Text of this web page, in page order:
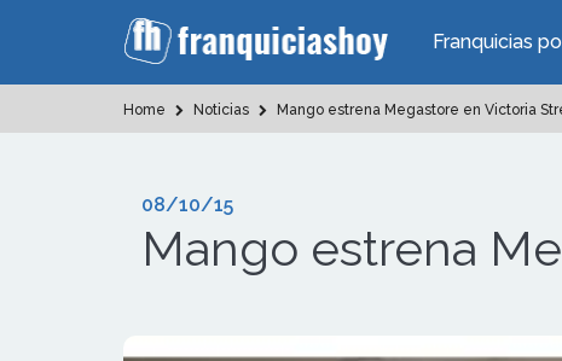
Franquicias
Home Noticias Mango estrena Megastore en Victoria
08/10/15
Mango estrena